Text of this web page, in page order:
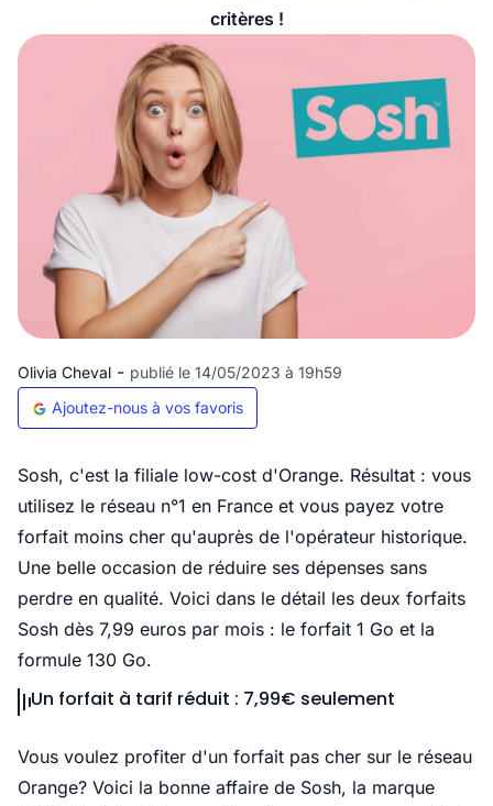
critères !
Olivia Cheval - publié le 14/05/2023 à 19h59
Ajoutez-nous à vos favoris
Sosh, c'est la filiale low-cost d'Orange. Résultat : vous
utilisez le réseau n°1 en France et vous payez votre
forfait moins cher qu'auprès de l'opérateur historique.
Une belle occasion de réduire ses dépenses sans
perdre en qualité. Voici dans le détail les deux forfaits
Sosh dès 7,99 euros par mois : le forfait 1 Go et la
formule 130 Go.
Un forfait à tarif réduit : 7,99€ seulement
Vous voulez profiter d'un forfait pas cher sur le réseau
Orange? Voici la bonne affaire de Sosh, la marque